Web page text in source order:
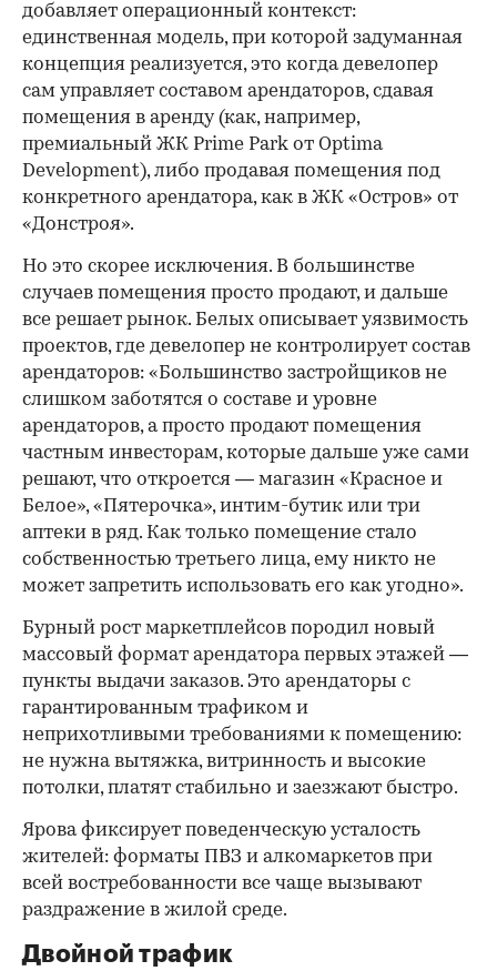
добавляет операционный контекст:
единственная модель, при которой задуманная
концепция реализуется, это когда девелопер
сам управляет составом арендаторов, сдавая
помещения в аренду (как, например,
премиальный ЖК Prime Park от Optima
Development), либо продавая помещения под
конкретного арендатора, как в ЖК «Остров» от
«Донстроя».
Но это скорее исключения. В большинстве
случаев помещения просто продают, и дальше
все решает рынок. Белых описывает уязвимость
проектов, где девелопер не контролирует состав
арендаторов: «Большинство застройщиков не
слишком заботятся о составе и уровне
арендаторов, а просто продают помещения
частным инвесторам, которые дальше уже сами
решают, что откроется — магазин «Красное и
Белое», «Пятерочка», интим-бутик или три
аптеки в ряд. Как только помещение стало
собственностью третьего лица, ему никто не
может запретить использовать его как угодно».
Бурный рост маркетплейсов породил новый
массовый формат арендатора первых этажей —
пункты выдачи заказов. Это арендаторы с
гарантированным трафиком и
неприхотливыми требованиями к помещению:
не нужна вытяжка, витринность и высокие
потолки, платят стабильно и заезжают быстро.
Ярова фиксирует поведенческую усталость
жителей: форматы ПВЗ и алкомаркетов при
всей востребованности все чаще вызывают
раздражение в жилой среде.
Двойной трафик